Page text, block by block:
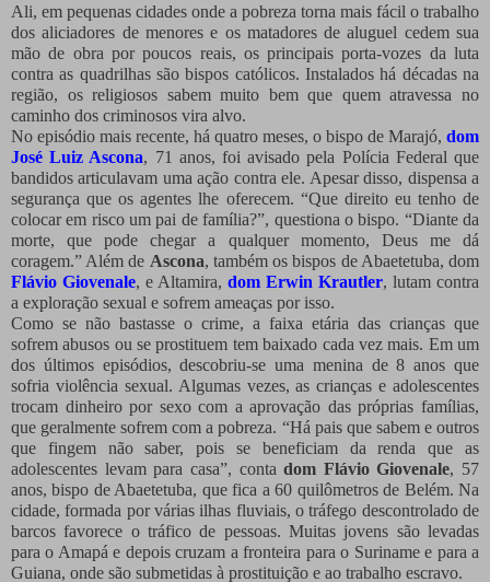
Ali, em pequenas cidades onde a pobreza torna mais fácil o trabalho
dos aliciadores de menores e os matadores de aluguel cedem sua
mão de obra por poucos reais, os principais porta-vozes da luta
contra as quadrilhas são bispos católicos. Instalados há décadas na
região, os religiosos sabem muito bem que quem atravessa no
caminho dos criminosos vira alvo.
No episódio mais recente, há quatro meses, o bispo de Marajó, dom
José Luiz Ascona, 71 anos, foi avisado pela Polícia Federal que
bandidos articulavam uma ação contra ele. Apesar disso, dispensa a
segurança que os agentes lhe oferecem. “Que direito eu tenho de
colocar em risco um pai de família?”, questiona o bispo. “Diante da
morte, que pode chegar a qualquer momento, Deus me dá
coragem.” Além de Ascona, também os bispos de Abaetetuba, dom
Flávio Giovenale, e Altamira, dom Erwin Krautler, lutam contra
a exploração sexual e sofrem ameaças por isso.
Como se não bastasse o crime, a faixa etária das crianças que
sofrem abusos ou se prostituem tem baixado cada vez mais. Em um
dos últimos episódios, descobriu-se uma menina de 8 anos que
sofria violência sexual. Algumas vezes, as crianças e adolescentes
trocam dinheiro por sexo com a aprovação das próprias famílias,
que geralmente sofrem com a pobreza. “Há pais que sabem e outros
que fingem não saber, pois se beneficiam da renda que as
adolescentes levam para casa”, contadom Flávio Giovenale, 57
anos, bispo de Abaetetuba, que fica a 60 quilômetros de Belém. Na
cidade, formada por várias ilhas fluviais, o tráfego descontrolado de
barcos favorece o tráfico de pessoas. Muitas jovens são levadas
para o Amapá e depois cruzam a fronteira para o Suriname e para a
Guiana, onde são submetidas à prostituição e ao trabalho escravo.